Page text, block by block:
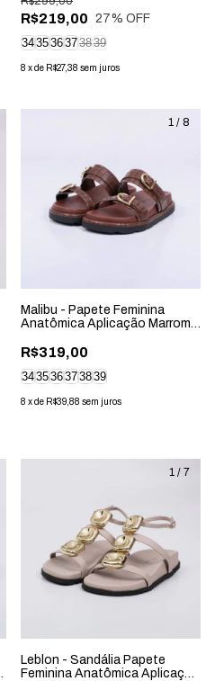
R$219,00 27% OFF
343536373839
8 xde R$27,38 sem juros
1 / 8
Malibu - Papete Feminina
Anatômica Aplicação Marrom
R$319,00
343536373839
8 xde R$39,88 sem juros
1 / 7
Leblon - Sandália Papete
Feminina Anatômica Aplicação